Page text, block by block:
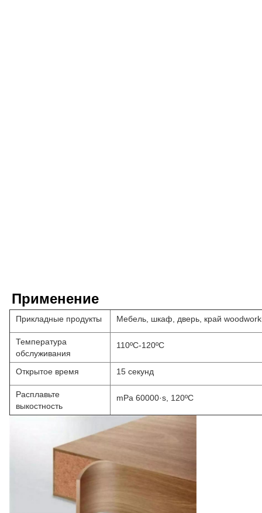
Применение
Прикладные продукты Мебель, шкаф, дверь, край
Температура
обслуживания
110ºC-120ºC
Открытое время 15 секунд
Расплавьте
выкостность
mPa 60000·s, 120ºC